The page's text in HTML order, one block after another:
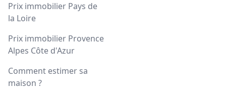
Prix immobilier Pays de
la Loire
Prix immobilier Provence
Alpes Côte d'Azur
Comment estimer sa
maison ?